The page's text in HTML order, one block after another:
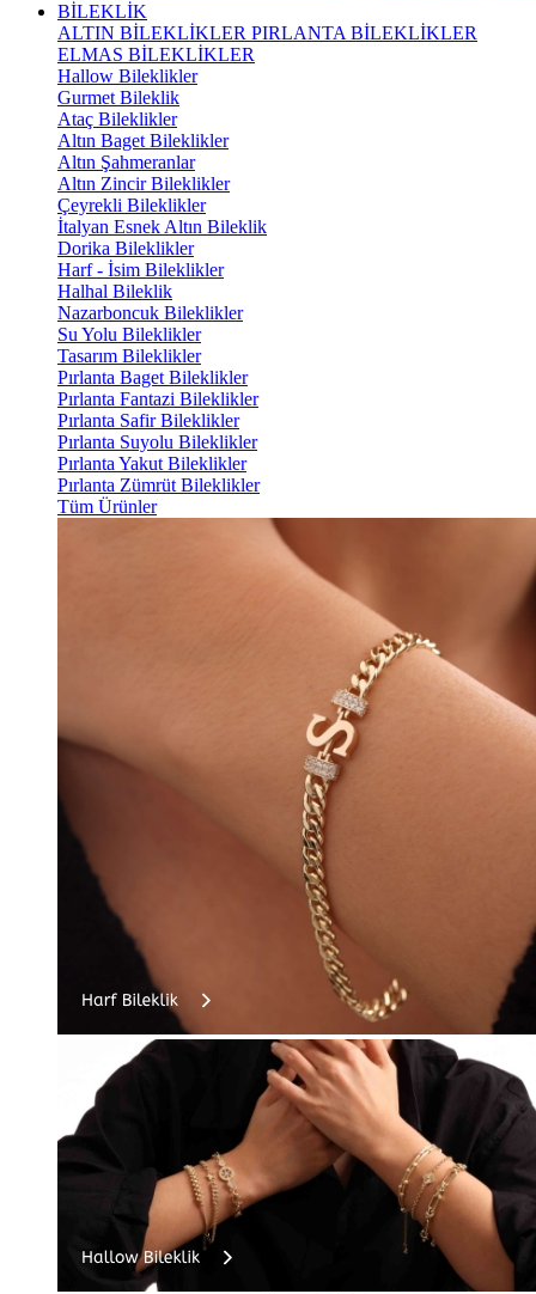
BİLEKLİK
ALTIN BİLEKLİKLER PIRLANTA BİLEKLİKLER
ELMAS BİLEKLİKLER
Hallow Bileklikler
Gurmet Bileklik
Ataç Bileklikler
Altın Baget Bileklikler
Altın Şahmeranlar
Altın Zincir Bileklikler
Çeyrekli Bileklikler
İtalyan Esnek Altın Bileklik
Dorika Bileklikler
Harf - İsim Bileklikler
Halhal Bileklik
Nazarboncuk Bileklikler
Su Yolu Bileklikler
Tasarım Bileklikler
Pırlanta Baget Bileklikler
Pırlanta Fantazi Bileklikler
Pırlanta Safir Bileklikler
Pırlanta Suyolu Bileklikler
Pırlanta Yakut Bileklikler
Pırlanta Zümrüt Bileklikler
Tüm Ürünler